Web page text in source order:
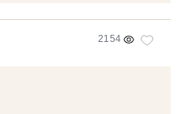
2154